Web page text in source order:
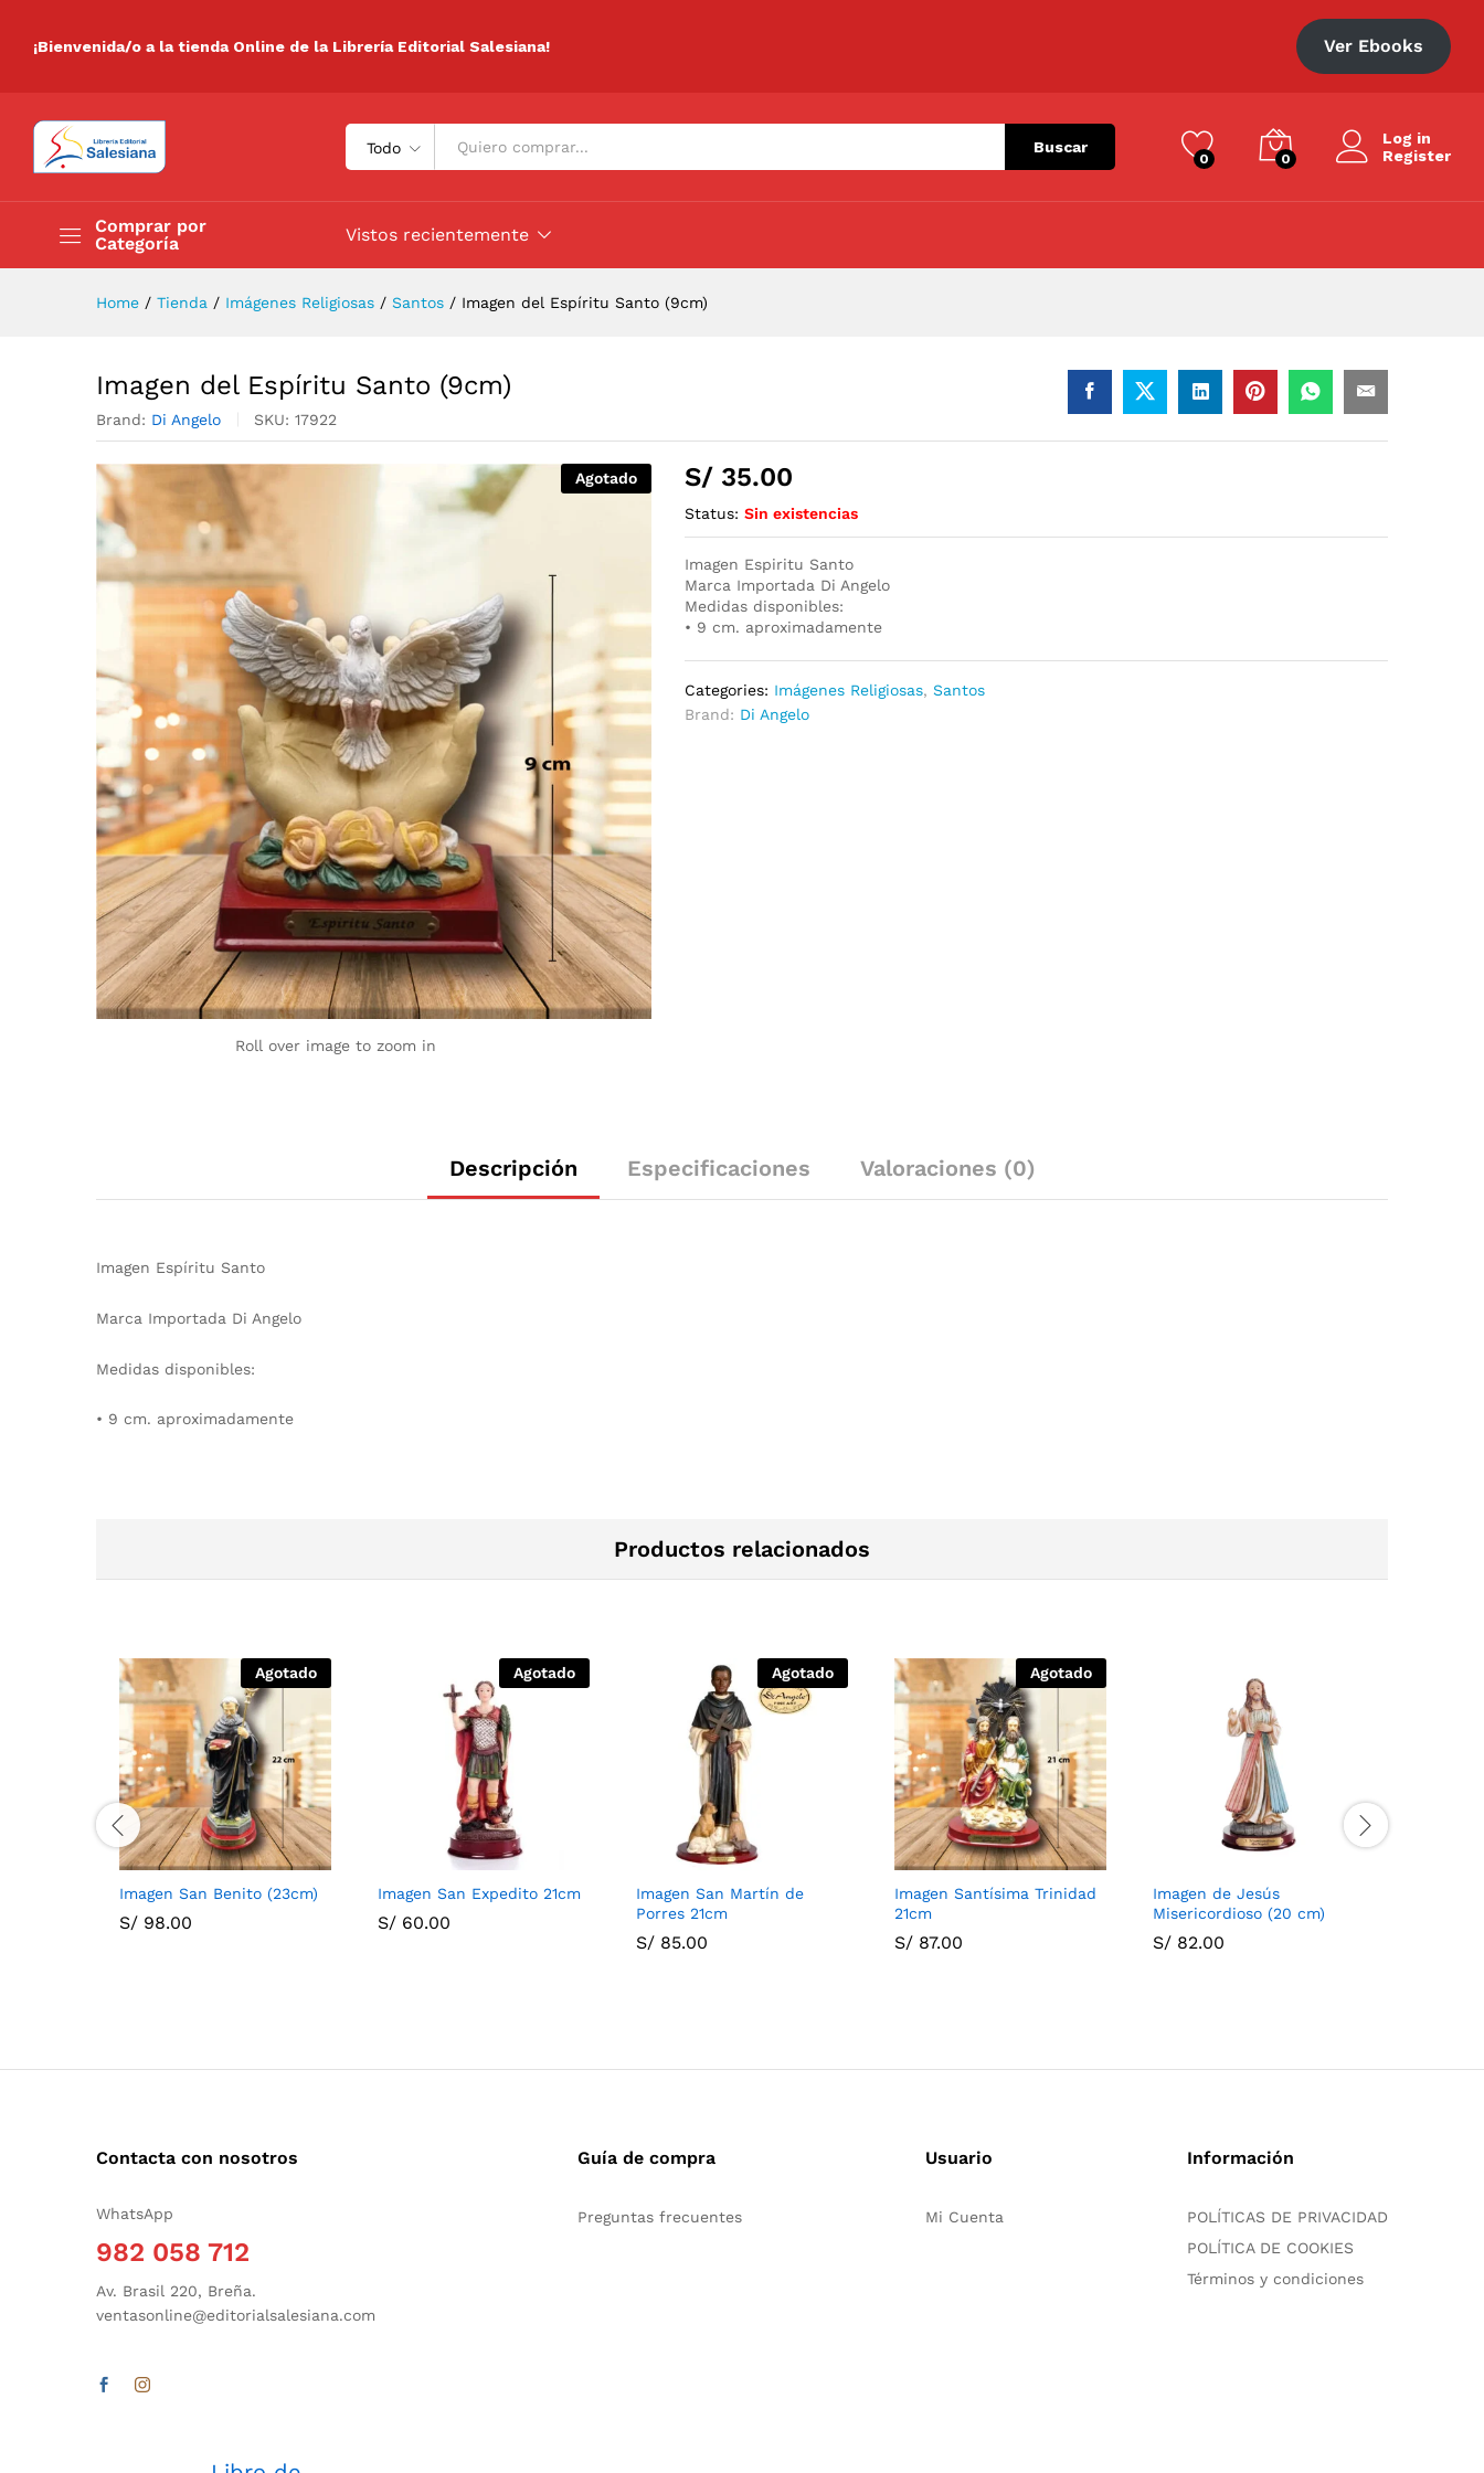
¡Bienvenida/o a la tienda Online de la Librería Editorial Salesiana! Ver Ebooks
Todo Buscar
0 0
Log in
Register
Comprar por
Categoría
Promociones
Vistos recientemente
Home / Tienda / Imágenes Religiosas / Santos / Imagen del Espíritu Santo (9cm)
Imagen del Espíritu Santo (9cm)
Brand: Di Angelo SKU: 17922
Agotado
Roll over image to zoom in
S/ 35.00
Status: Sin existencias
Imagen Espiritu Santo
Marca Importada Di Angelo
Medidas disponibles:
• 9 cm. aproximadamente
Categories: Imágenes Religiosas,Santos
Brand: Di Angelo
Descripción Especificaciones Valoraciones (0)
Imagen Espíritu Santo
Marca Importada Di Angelo
Medidas disponibles:
• 9 cm. aproximadamente
Productos relacionados
Agotado
Imagen San Benito (23cm)
S/ 98.00
Agotado
Imagen San Expedito 21cm
S/ 60.00
Agotado
Imagen San Martín de
Porres 21cm
S/ 85.00
Agotado
Imagen Santísima Trinidad
21cm
S/ 87.00
Imagen de Jesús
Misericordioso (20 cm)
S/ 82.00
Contacta con nosotros
WhatsApp
982 058 712
Av. Brasil 220, Breña.
ventasonline@editorialsalesiana.com
Guía de compra
Preguntas frecuentes
Usuario
Mi Cuenta
Información
POLÍTICAS DE PRIVACIDAD
POLÍTICA DE COOKIES
Términos y condiciones